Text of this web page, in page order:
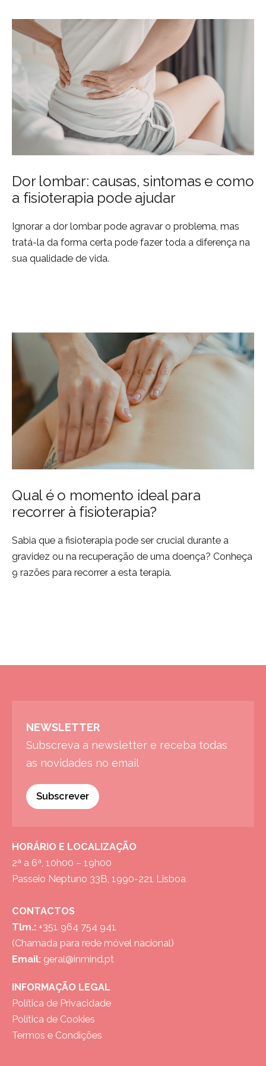
Dor lombar: causas, sintomas e como
a fisioterapia pode ajudar
Ignorar a dor lombar pode agravar o problema, mas
tratá-la da forma certa pode fazer toda a diferença na
sua qualidade de vida.
Qual é o momento ideal para
recorrer à fisioterapia?
Sabia que a fisioterapia pode ser crucial durante a
gravidez ou na recuperação de uma doença? Conheça
9 razões para recorrer a esta terapia.
NEWSLETTER
Subscreva a newsletter e receba todas
as novidades no email
Subscrever
HORÁRIO E LOCALIZAÇÃO
2ª a 6ª, 10h00 – 19h00
Passeio Neptuno 33B, 1990-221 Lisboa
CONTACTOS
Tlm.: +351 964 754 941
(Chamada para rede móvel nacional)
Email: geral@inmind.pt
INFORMAÇÃO LEGAL
Política de Privacidade
Política de Cookies
Termos e Condições